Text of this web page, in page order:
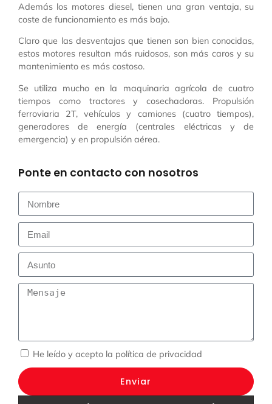
Además los motores diesel, tienen una gran ventaja, su
coste de funcionamiento es más bajo.
Claro que las desventajas que tienen son bien conocidas,
estos motores resultan más ruidosos, son más caros y su
mantenimiento es más costoso.
Se utiliza mucho en la maquinaria agrícola de cuatro
tiempos como tractores y cosechadoras. Propulsión
ferroviaria 2T, vehículos y camiones (cuatro tiempos),
generadores de energía (centrales eléctricas y de
emergencia) y en propulsión aérea.
Ponte en contacto con nosotros
He leído y acepto la política de privacidad
Enviar